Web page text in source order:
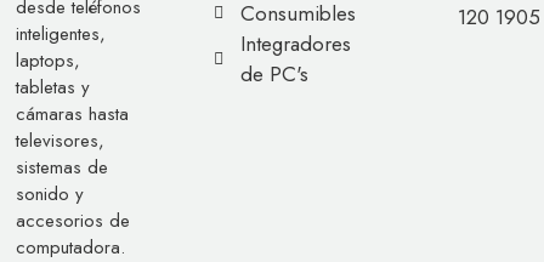
desde teléfonos
inteligentes,
laptops,
tabletas y
cámaras hasta
televisores,
sistemas de
sonido y
accesorios de
computadora.
Consumibles
Integradores
de PC's
120 1905